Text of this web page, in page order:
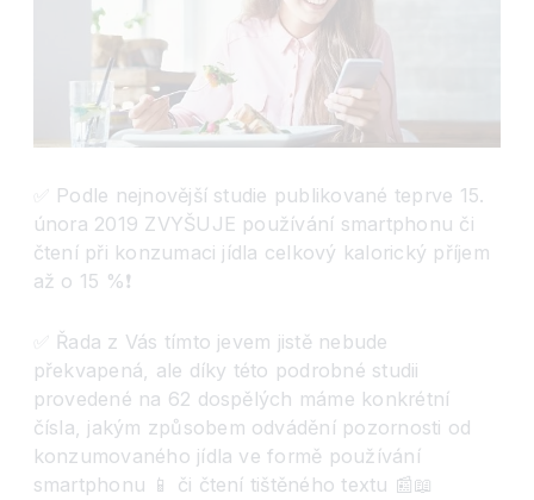
✅ Podle nejnovější studie publikované teprve 15.
února 2019 ZVYŠUJE používání smartphonu či
čtení při konzumaci jídla celkový kalorický příjem
až o 15 %❗️
✅ Řada z Vás tímto jevem jistě nebude
překvapená, ale díky této podrobné studii
provedené na 62 dospělých máme konkrétní
čísla, jakým způsobem odvádění pozornosti od
konzumovaného jídla ve formě používání
smartphonu 📱 či čtení tištěného textu 📰📖